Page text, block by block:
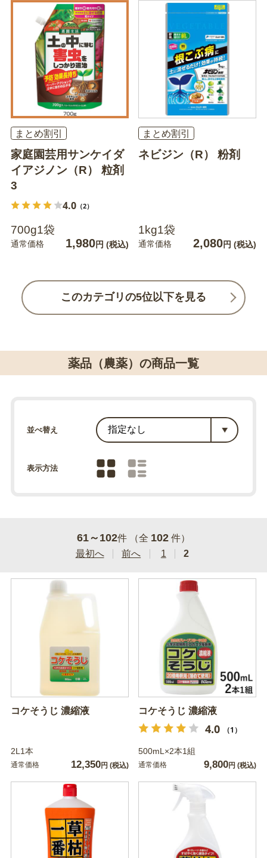
まとめ割引
家庭園芸用サンケイダ
イアジノン（R） 粒剤
3
4.0（2）
700g1袋
通常価格 1,980円 (税込)
まとめ割引
ネビジン（R） 粉剤
1kg1袋
通常価格 2,080円 (税込)
このカテゴリの5位以下を見る
薬品（農薬）の商品一覧
並べ替え
表示方法
61～102件 （全 102 件）
最初へ
前へ 1 2
コケそうじ 濃縮液
2L1本
通常価格 12,350円 (税込)
コケそうじ 濃縮液
4.0 （1）
500mL×2本1組
通常価格 9,800円 (税込)